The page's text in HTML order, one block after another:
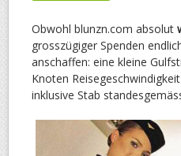
Obwohl blunzn.com absolut
grosszügiger Spenden
anschaffen: eine kleine
Knoten
inklusive Stab